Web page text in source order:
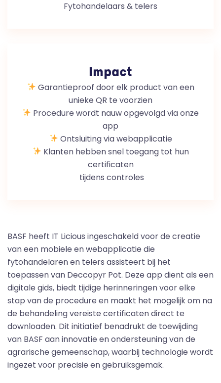
Fytohandelaars & telers
Impact
Garantieproof door elk product van een
unieke QR te voorzien
Procedure wordt nauw opgevolgd via onze
app
Ontsluiting via webapplicatie
Klanten hebben snel toegang tot hun
certificaten
tijdens controles
BASF heeft IT Licious ingeschakeld voor de creatie
van een mobiele en webapplicatie die
fytohandelaren en telers assisteert bij het
toepassen van Deccopyr Pot. Deze app dient als een
digitale gids, biedt tijdige herinneringen voor elke
stap van de procedure en maakt het mogelijk om na
de behandeling vereiste certificaten direct te
downloaden. Dit initiatief benadrukt de toewijding
van BASF aan innovatie en ondersteuning van de
agrarische gemeenschap, waarbij technologie wordt
ingezet voor precisie en gebruiksgemak.